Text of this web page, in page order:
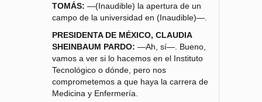
TOMÁS: —(Inaudible) la apertura de un
campo de la universidad en (Inaudible)—.
PRESIDENTA DE MÉXICO, CLAUDIA
SHEINBAUM PARDO: —Ah, sí—. Bueno,
vamos a ver si lo hacemos en el Instituto
Tecnológico o dónde, pero nos
comprometemos a que haya la carrera de
Medicina y Enfermería.